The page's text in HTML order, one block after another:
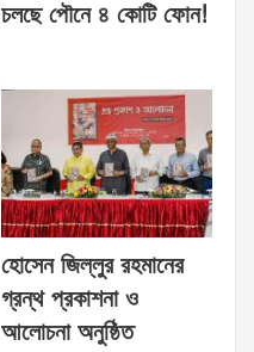
চলছে পৌনে ৪ কোটি ফোন!
হোসেন জিল্লুর রহমানের
গ্রন্থ প্রকাশনা ও
আলোচনা অনুষ্ঠিত